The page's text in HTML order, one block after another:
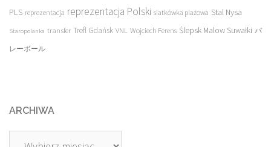
PLS reprezentacja reprezentacja Polski siatkówka plażowa Stal Nysa
Staropolanka transfer Trefl Gdańsk VNL Wojciech Ferens Ślepsk Malow Suwałki バ
レーボール
ARCHIWA
Archiwa